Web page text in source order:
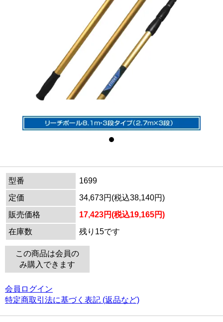
型番
1699
定価
34,673円(税込38,140円)
販売価格
17,423円(税込19,165円)
在庫数
残り15です
この商品は会員の
み購入できます
会員ログイン
特定商取引法に基づく表記 (返品など)